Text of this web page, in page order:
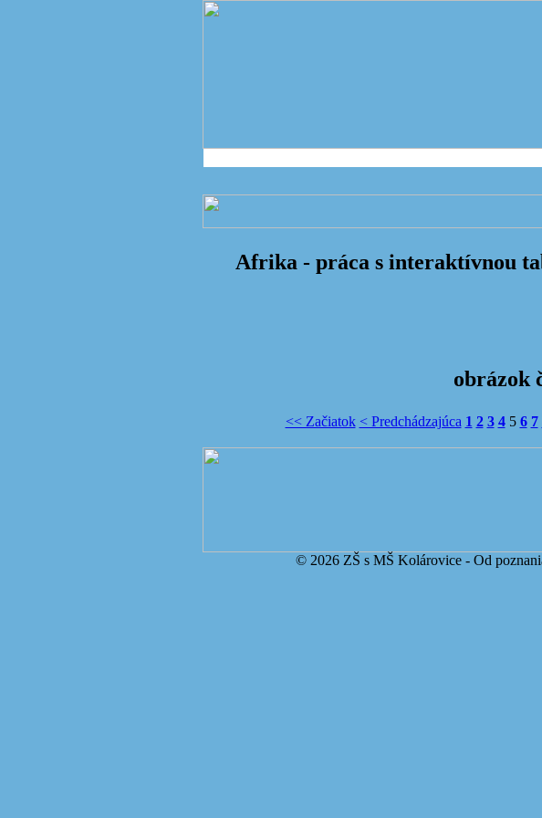
Afrika - práca s interaktívnou
obrázok
<< Začiatok < Predchádzajúca 1 2 3 4 5 6 7
© 2026 ZŠ s MŠ Kolárovice - Od